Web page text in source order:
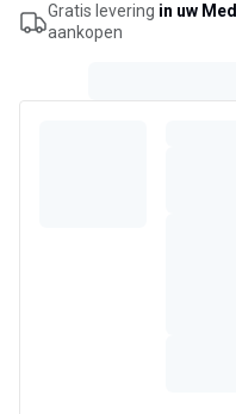
Gratis levering in uw
aankopen